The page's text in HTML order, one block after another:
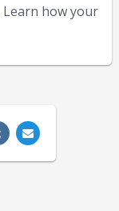
Learn how your